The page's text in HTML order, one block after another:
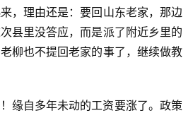
，理由还是：要回山东老家，那边
县里没答应，而是派了附近乡里的
柳也不提回老家的事了，继续做教
缘自多年未动的工资要涨了。政策